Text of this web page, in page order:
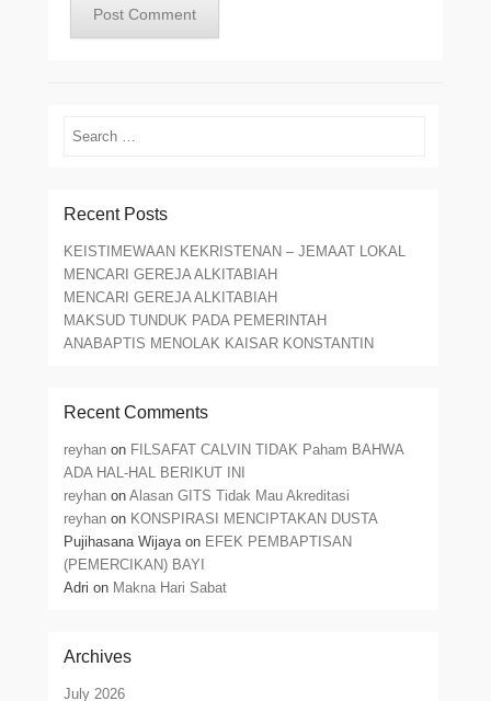
Search
Recent Posts
KEISTIMEWAAN KEKRISTENAN – JEMAAT LOKAL
MENCARI GEREJA ALKITABIAH
MENCARI GEREJA ALKITABIAH
MAKSUD TUNDUK PADA PEMERINTAH
ANABAPTIS MENOLAK KAISAR KONSTANTIN
Recent Comments
reyhan on FILSAFAT CALVIN TIDAK Paham BAHWA
ADA HAL-HAL BERIKUT INI
reyhan onAlasan GITS Tidak Mau Akreditasi
reyhan on KONSPIRASI MENCIPTAKAN DUSTA
Pujihasana Wijayaon EFEK PEMBAPTISAN
(PEMERCIKAN) BAYI
Adri on Makna Hari Sabat
Archives
July 2026